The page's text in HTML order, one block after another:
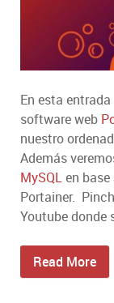
En esta
software web
nuestro
Además
MySQLen
Portainer.
Youtube donde
Read More